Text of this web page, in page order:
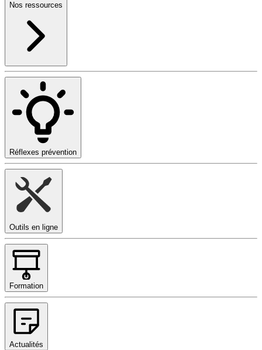
Nos ressources
Réflexes prévention
Outils en ligne
Formation
Actualités